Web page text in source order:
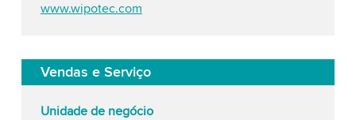
www.wipotec.com
Vendas e Serviço
Unidade de negócio